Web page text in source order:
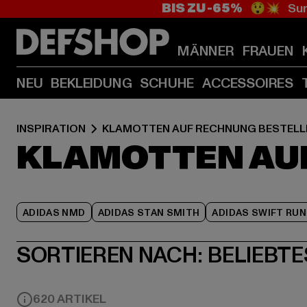
BIS ZU -65% 😲💥
MÄNNER FRAUEN
NEU BEKLEIDUNG SCHUHE ACCESSOIRES
INSPIRATION KLAMOTTEN AUF RECHNUNG
KLAMOTTEN
ADIDAS NMD ADIDAS STAN SMITH ADIDAS SWIFT RUN
SORTIEREN NACH:
620 ARTIKEL